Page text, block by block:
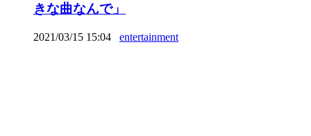
きな曲なんで」
2021/03/15 15:04 entertainment